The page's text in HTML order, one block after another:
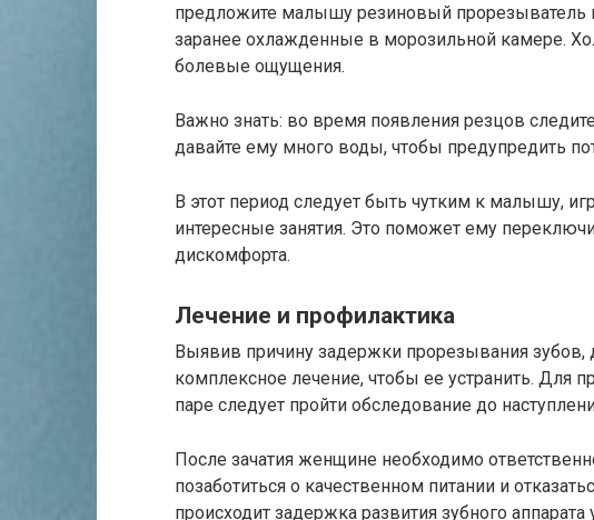
предложите малышу резиновый прорезыватель
заранее охлажденные в морозильной камере.
болевые ощущения.
Важно знать: во время появления резцов
давайте ему много воды, чтобы предупредить
В этот период следует быть чутким к малышу,
интересные занятия. Это поможет ему
дискомфорта.
Лечение и профилактика
Выявив причину задержки прорезывания зубов,
комплексное лечение, чтобы ее устранить. Для
паре следует пройти обследование до
После зачатия женщине необходимо
позаботиться о качественном питании и
происходит задержка развития зубного